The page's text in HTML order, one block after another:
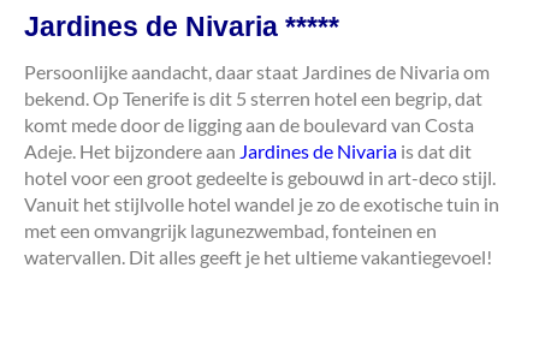
Jardines de Nivaria *****
Persoonlijke aandacht, daar staat Jardines de Nivaria om
bekend. Op Tenerife is dit 5 sterren hotel een begrip, dat
komt mede door de ligging aan de boulevard van Costa
Adeje. Het bijzondere aan Jardines de Nivaria is dat dit
hotel voor een groot gedeelte is gebouwd in art-deco stijl.
Vanuit het stijlvolle hotel wandel je zo de exotische tuin in
met een omvangrijk lagunezwembad, fonteinen en
watervallen. Dit alles geeft je het ultieme vakantiegevoel!